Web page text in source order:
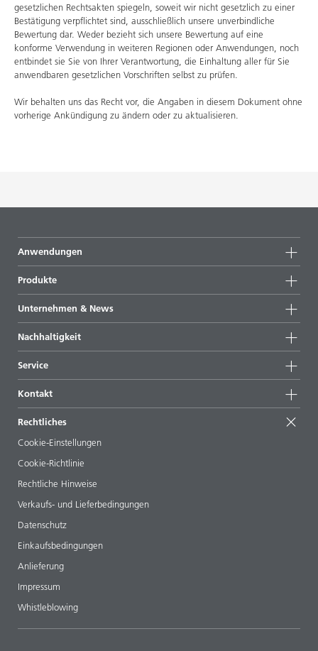
gesetzlichen Rechtsakten spiegeln, soweit wir nicht gesetzlich zu einer
Bestätigung verpflichtet sind, ausschließlich unsere unverbindliche
Bewertung dar. Weder bezieht sich unsere Bewertung auf eine
konforme Verwendung in weiteren Regionen oder Anwendungen, noch
entbindet sie Sie von Ihrer Verantwortung, die Einhaltung aller für Sie
anwendbaren gesetzlichen Vorschriften selbst zu prüfen.
Wir behalten uns das Recht vor, die Angaben in diesem Dokument ohne
vorherige Ankündigung zu ändern oder zu aktualisieren.
Anwendungen
Produkte
Alle Produkte
Highlights
Unternehmen & News
News
Presse & Medien
Standorte & Distributoren
Messen & Events
Nachhaltigkeit
Nachhaltige Produkte
Success Stories
EcoVadis
Zertifikate
Service
Startformulierungen
Veröffentlichungen
ebooks
Regulatory Affairs
Additive Guide App
Videos
Downloads
Kontakt
Rechtliches
Cookie-Einstellungen
Cookie-Richtlinie
Rechtliche Hinweise
Verkaufs- und Lieferbedingungen
Datenschutz
Einkaufsbedingungen
Anlieferung
Impressum
Whistleblowing